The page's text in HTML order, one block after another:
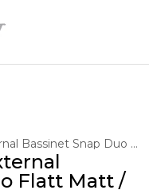
Люльки для колясок Valco baby External Bassinet Snap Duo Flatt Matt
Flatt Matt /